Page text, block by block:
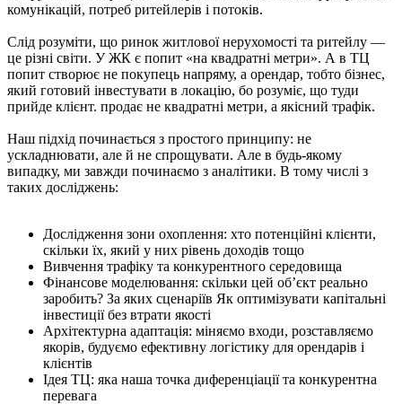
комунікацій, потреб ритейлерів і потоків.
Слід розуміти, що ринок житлової нерухомості та ритейлу —
це різні світи. У ЖК є попит «на квадратні метри». А в ТЦ
попит створює не покупець напряму, а орендар, тобто бізнес,
який готовий інвестувати в локацію, бо розуміє, що туди
прийде клієнт. продає не квадратні метри, а якісний трафік.
Наш підхід починається з простого принципу: не
ускладнювати, але й не спрощувати. Але в будь-якому
випадку, ми завжди починаємо з аналітики. В тому числі з
таких досліджень:
Дослідження зони охоплення: хто потенційні клієнти,
скільки їх, який у них рівень доходів тощо
Вивчення трафіку та конкурентного середовища
Фінансове моделювання: скільки цей об’єкт реально
заробить? За яких сценаріїв Як оптимізувати капітальні
інвестиції без втрати якості
Архітектурна адаптація: міняємо входи, розставляємо
якорів, будуємо ефективну логістику для орендарів і
клієнтів
Ідея ТЦ: яка наша точка диференціації та конкурентна
перевага